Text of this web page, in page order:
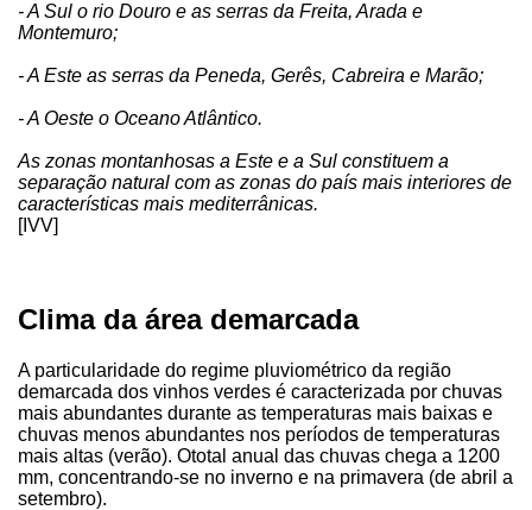
- A Sul o rio Douro e as serras da Freita, Arada e
Montemuro;
- A Este as serras da Peneda, Gerês, Cabreira e Marão;
- A Oeste o Oceano Atlântico.
As zonas montanhosas a Este e a Sul constituem a
separação natural com as zonas do país mais interiores de
características mais mediterrânicas.
[IVV]
Clima da área demarcada
A particularidade do regime pluviométrico da região
demarcada dos vinhos verdes é caracterizada por chuvas
mais abundantes durante as temperaturas mais baixas e
chuvas menos abundantes nos períodos de temperaturas
mais altas (verão). Ototal anual das chuvas chega a 1200
mm, concentrando-se no inverno e na primavera (de abril a
setembro).